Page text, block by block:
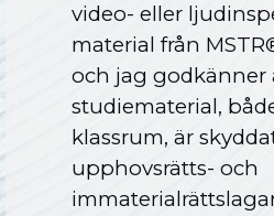
video- eller
material från
och jag godkänner
studiematerial,
klassrum, är
upphovsrätts- och